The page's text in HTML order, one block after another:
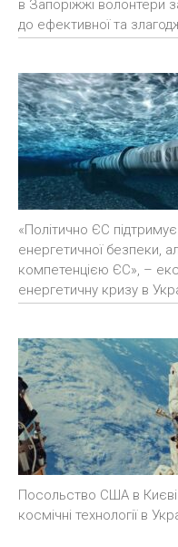
в Запоріжжі волонтери
до ефективної та
«Політично ЄС підтримує
енергетичної безпеки,
компетенцією ЄС», –
енергетичну кризу в
Посольство США в
космічні технології в